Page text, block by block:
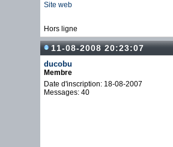
Site web
Hors ligne
11-08-2008 20:23:07
ducobu
Membre
Date d'inscription: 18-08-2007
Messages: 40